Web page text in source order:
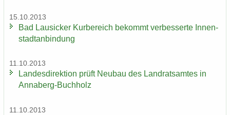
15.10.2013
Bad Lau­si­cker Kur­be­reich be­kommt ver­bes­ser­te In­nen­
stadt­an­bin­dung
11.10.2013
Lan­des­di­rek­ti­on prüft Neu­bau des Land­rats­am­tes in
Annaberg-​Buchholz
11.10.2013